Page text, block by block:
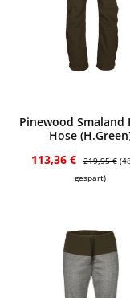
Pinewood Smaland
Hose
Verkaufspreis:
113,36 € Regulärer
219,95 €
gespart)